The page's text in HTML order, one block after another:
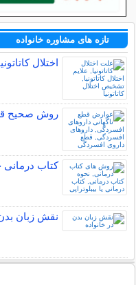
تازه های مشاوره خانواده
اختلال
روش صحیح
کتاب
نقش زبان